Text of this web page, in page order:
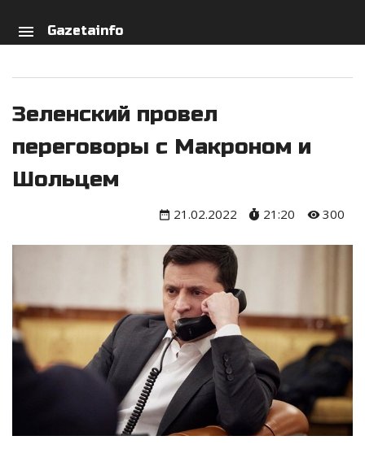
menu Gazetainfo
Зеленский провел
переговоры с Макроном и
Шольцем
21.02.2022 21:20 300